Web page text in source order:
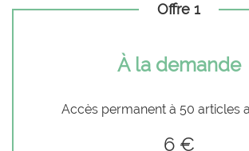
Offre 1
À la demande
Accès permanent à 50 articles
6 €